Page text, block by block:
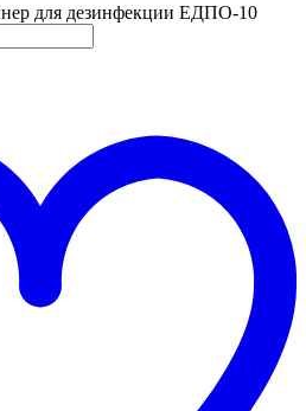
для дезинфекции ЕДПО-10